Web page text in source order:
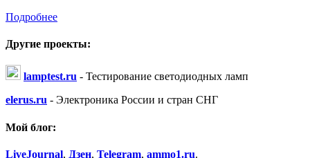
Подробнее
Другие проекты:
lamptest.ru - Тестирование светодиодных ламп
elerus.ru - Электроника России и стран СНГ
Мой блог:
LiveJournal, Дзен, Telegram, ammo1.ru.